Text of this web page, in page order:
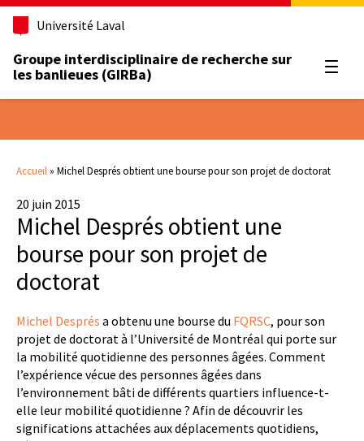
Université Laval
Groupe interdisciplinaire de recherche sur
les banlieues (GIRBa)
Accueil » Michel Després obtient une bourse pour son projet de doctorat
20 juin 2015
Michel Després obtient une
bourse pour son projet de
doctorat
Michel Després a obtenu une bourse du FQRSC, pour son
projet de doctorat à l’Université de Montréal qui porte sur
la mobilité quotidienne des personnes âgées. Comment
l’expérience vécue des personnes âgées dans
l’environnement bâti de différents quartiers influence-t-
elle leur mobilité quotidienne ? Afin de découvrir les
significations attachées aux déplacements quotidiens,